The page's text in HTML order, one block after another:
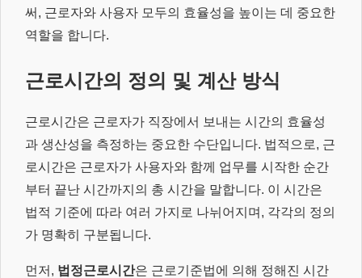
써, 근로자와 사용자 모두의 효율성을 높이는 데 중요한
역할을 합니다.
근로시간의 정의 및 계산 방식
근로시간은 근로자가 직장에서 보내는 시간의 효율성
과 생산성을 측정하는 중요한 수단입니다. 법적으로, 근
로시간은 근로자가 사용자와 함께 업무를 시작한 순간
부터 끝난 시간까지의 총 시간을 말합니다. 이 시간은
법적 기준에 따라 여러 가지로 나뉘어지며, 각각의 정의
가 명확히 구분됩니다.
먼저, 법정근로시간은 근로기준법에 의해 정해진 시간